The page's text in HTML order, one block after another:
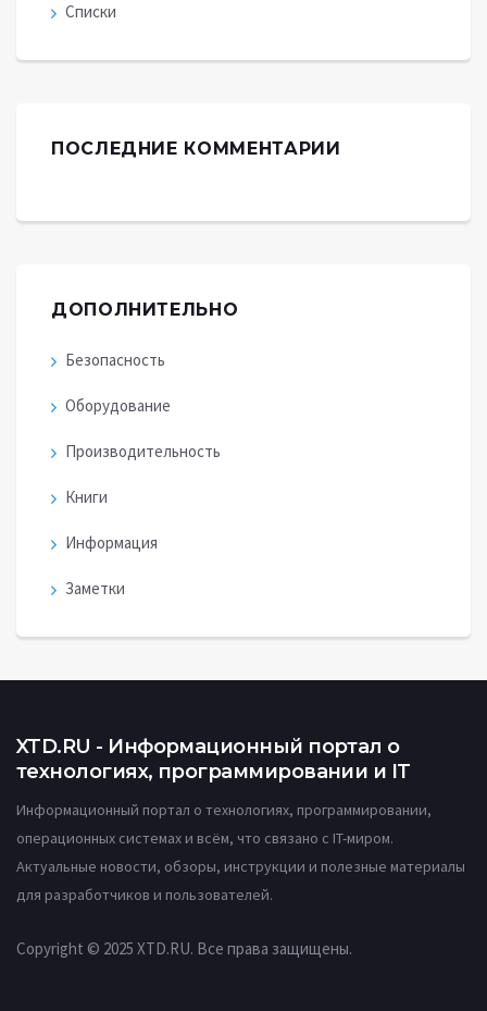
Списки
ПОСЛЕДНИЕ КОММЕНТАРИИ
ДОПОЛНИТЕЛЬНО
Безопасность
Оборудование
Производительность
Книги
Информация
Заметки
XTD.RU - Информационный портал о
технологиях, программировании и IT
Информационный портал о технологиях, программировании,
операционных системах и всём, что связано с IT-миром.
Актуальные новости, обзоры, инструкции и полезные материалы
для разработчиков и пользователей.
Copyright © 2025 XTD.RU. Все права защищены.